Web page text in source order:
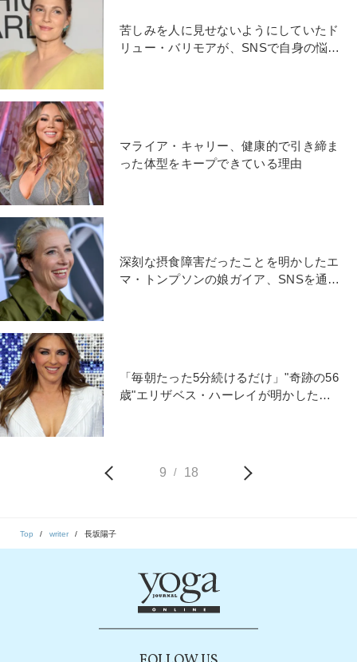
苦しみを人に見せないようにしていたド
リュー・バリモアが、SNSで自身の悩み
マライア・キャリー、健康的で引き締ま
った体型をキープできている理由
深刻な摂食障害だったことを明かしたエ
マ・トンプソンの娘ガイア、SNSを通じ
「毎朝たった5分続けるだけ」"奇跡の56
歳"エリザベス・ハーレイが明かした、
9 / 18
Top writer 長坂陽子